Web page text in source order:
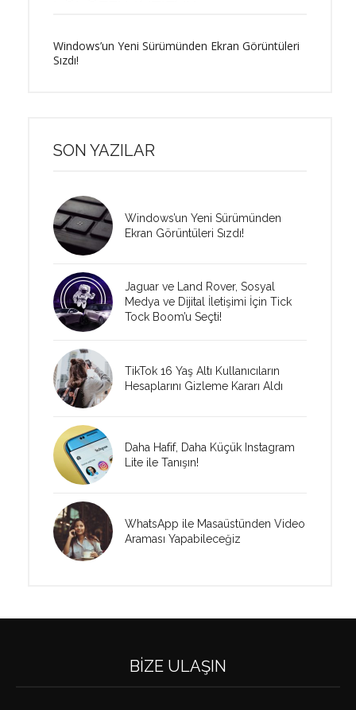
Windows’un Yeni Sürümünden Ekran Görüntüleri
Sızdı!
SON YAZILAR
Windows’un Yeni Sürümünden
Ekran Görüntüleri Sızdı!
Jaguar ve Land Rover, Sosyal
Medya ve Dijital İletişimi İçin Tick
Tock Boom’u Seçti!
TikTok 16 Yaş Altı Kullanıcıların
Hesaplarını Gizleme Kararı Aldı
Daha Hafif, Daha Küçük Instagram
Lite ile Tanışın!
WhatsApp ile Masaüstünden Video
Araması Yapabileceğiz
BIZE ULAŞIN